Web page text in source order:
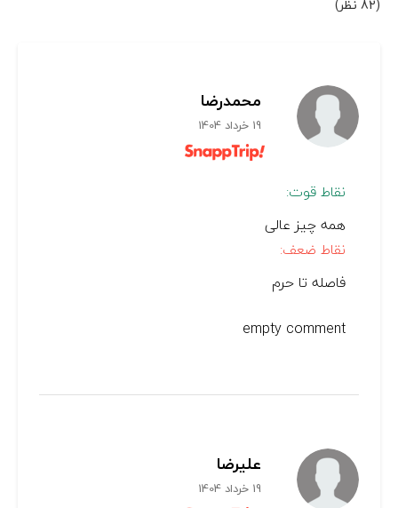
(82 نظر)
محمدرضا
19 خرداد 1404
نقاط قوت:
همه چیز عالی
نقاط ضعف:
فاصله تا حرم
empty comment
علیرضا
19 خرداد 1404